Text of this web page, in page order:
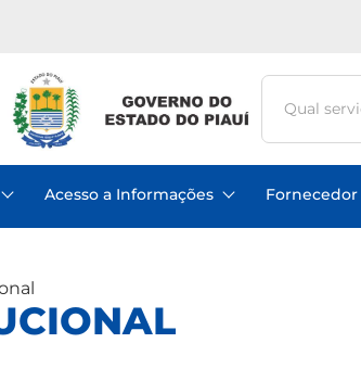
Acesso a Informações Fornecedor